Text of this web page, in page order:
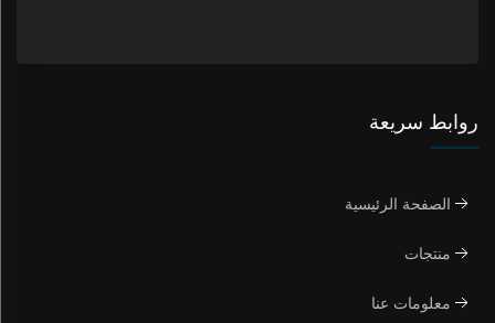
روابط سريعة
الصفحة الرئيسية
منتجات
معلومات عنا